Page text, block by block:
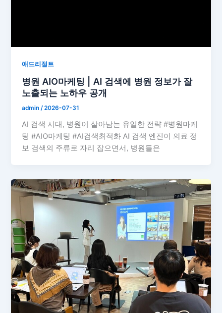
애드리절트
병원 AIO마케팅 | AI 검색에 병원 정보가 잘
노출되는 노하우 공개
admin/2026-07-31
AI 검색 시대, 병원이 살아남는 유일한 전략 #병원마케
팅 #AIO마케팅 #AI검색최적화 AI 검색 엔진이 의료 정
보 검색의 주류로 자리 잡으면서, 병원들은